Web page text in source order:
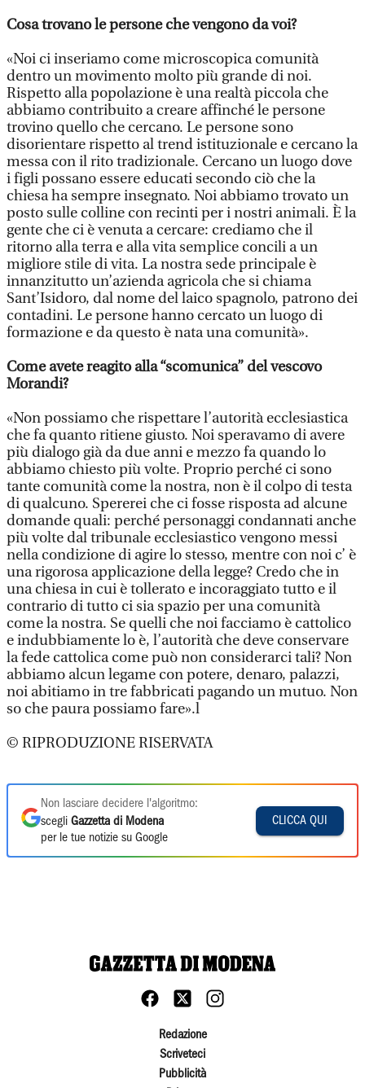
Cosa trovano le persone che vengono da voi?
«Noi ci inseriamo come microscopica comunità
dentro un movimento molto più grande di noi.
Rispetto alla popolazione è una realtà piccola che
abbiamo contribuito a creare affinché le persone
trovino quello che cercano. Le persone sono
disorientare rispetto al trend istituzionale e cercano la
messa con il rito tradizionale. Cercano un luogo dove
i figli possano essere educati secondo ciò che la
chiesa ha sempre insegnato. Noi abbiamo trovato un
posto sulle colline con recinti per i nostri animali. È la
gente che ci è venuta a cercare: crediamo che il
ritorno alla terra e alla vita semplice concili a un
migliore stile di vita. La nostra sede principale è
innanzitutto un’azienda agricola che si chiama
Sant’Isidoro, dal nome del laico spagnolo, patrono dei
contadini. Le persone hanno cercato un luogo di
formazione e da questo è nata una comunità».
Come avete reagito alla “scomunica” del vescovo
Morandi?
«Non possiamo che rispettare l’autorità ecclesiastica
che fa quanto ritiene giusto. Noi speravamo di avere
più dialogo già da due anni e mezzo fa quando lo
abbiamo chiesto più volte. Proprio perché ci sono
tante comunità come la nostra, non è il colpo di testa
di qualcuno. Spererei che ci fosse risposta ad alcune
domande quali: perché personaggi condannati anche
più volte dal tribunale ecclesiastico vengono messi
nella condizione di agire lo stesso, mentre con noi c’ è
una rigorosa applicazione della legge? Credo che in
una chiesa in cui è tollerato e incoraggiato tutto e il
contrario di tutto ci sia spazio per una comunità
come la nostra. Se quelli che noi facciamo è cattolico
e indubbiamente lo è, l’autorità che deve conservare
la fede cattolica come può non considerarci tali? Non
abbiamo alcun legame con potere, denaro, palazzi,
noi abitiamo in tre fabbricati pagando un mutuo. Non
so che paura possiamo fare».l
© RIPRODUZIONE RISERVATA
Non lasciare decidere l'algoritmo:
scegli Gazzetta di Modena
per le tue notizie su Google
CLICCA QUI
Redazione
Scriveteci
Pubblicità